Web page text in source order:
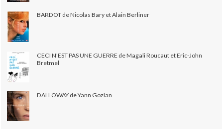
BARDOT de Nicolas Bary et Alain Berliner
CECI N'EST PAS UNE GUERRE de Magali Roucaut et Eric-John
Bretmel
DALLOWAY de Yann Gozlan